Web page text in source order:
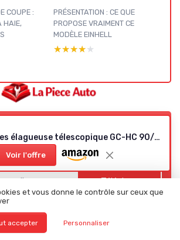
COUPE :
HAIE,
PRÉSENTATION : CE QUE
PROPOSE VRAIMENT CE
MODÈLE EINHELL
★★★★★
★★★★★
plans et promo
les pièces auto
gratuitement le livre blanc
➔ Télécharger
formulaire, j’accepte d’être contacté(e) à
Taille-haies élagueuse télescopique GC-HC 90/2046 T
Voir l'offre
et vous donne le contrôle sur ceux que
accepter Personnaliser